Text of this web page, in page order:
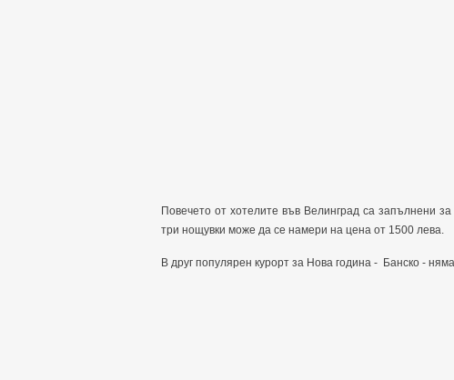
Повечето от хотелите във Велинград са запълнени
три нощувки може да се намери на цена от 1500 лева.
В друг популярен курорт за Нова година - Банско -